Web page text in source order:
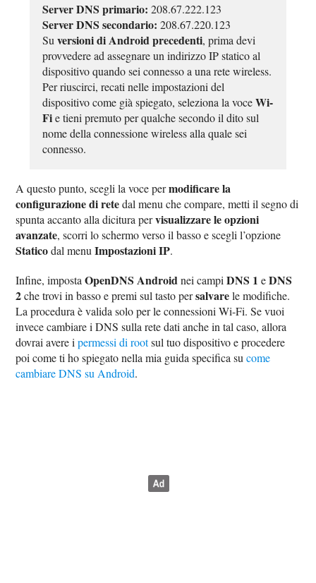
Server DNS primario: 208.67.222.123
Server DNS secondario: 208.67.220.123
Suversioni di Android precedenti, prima devi
provvedere ad assegnare un indirizzo IP statico al
dispositivo quando sei connesso a una rete wireless.
Per riuscirci, recati nelle impostazioni del
dispositivo come già spiegato, seleziona la voceWi-
Fie tieni premuto per qualche secondo il dito sul
nome della connessione wireless alla quale sei
connesso.
A questo punto, scegli la voce permodificare la
configurazione di retedal menu che compare, metti il segno di
spunta accanto alla dicitura pervisualizzare le opzioni
avanzate, scorri lo schermo verso il basso e scegli l’opzione
Staticodal menuImpostazioni IP.
Infine, impostaOpenDNS Androidnei campiDNS 1 eDNS
2che trovi in basso e premi sul tasto persalvarele modifiche.
La procedura è valida solo per le connessioni Wi-Fi. Se vuoi
invece cambiare i DNS sulla rete dati anche in tal caso, allora
dovrai avere ipermessi di rootsul tuo dispositivo e procedere
poi come ti ho spiegato nella mia guida specifica sucome
cambiare DNS su Android.